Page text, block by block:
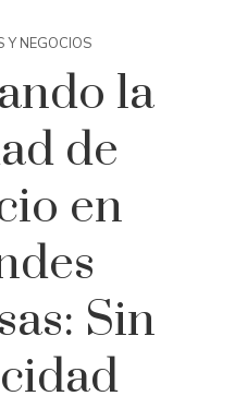
Y NEGOCIOS
la
de
en
Sin